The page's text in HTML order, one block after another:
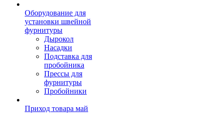
Оборудование для
установки швейной
фурнитуры
Дырокол
Насадки
Подставка для
пробойника
Прессы для
фурнитуры
Пробойники
Приход товара май